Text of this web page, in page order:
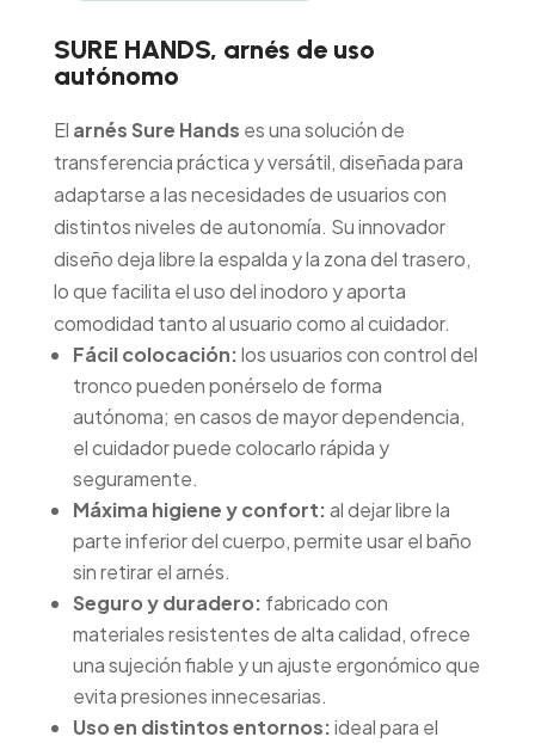
SURE HANDS, arnés de uso
autónomo
El arnés Sure Hands es una solución de
transferencia práctica y versátil, diseñada para
adaptarse a las necesidades de usuarios con
distintos niveles de autonomía. Su innovador
diseño deja libre la espalda y la zona del trasero,
lo que facilita el uso del inodoro y aporta
comodidad tanto al usuario como al cuidador.
Fácil colocación:los usuarios con control del
tronco pueden ponérselo de forma
autónoma; en casos de mayor dependencia,
el cuidador puede colocarlo rápida y
seguramente.
Máxima higiene y confort:al dejar libre la
parte inferior del cuerpo, permite usar el baño
sin retirar el arnés.
Seguro y duradero: fabricado con
materiales resistentes de alta calidad, ofrece
una sujeción fiable y un ajuste ergonómico que
evita presiones innecesarias.
Uso en distintos entornos:ideal para el